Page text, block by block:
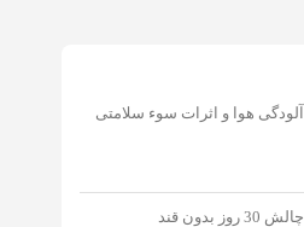
آلودگی هوا و اثرات سوء سلامتی
چالش 30 روز بدون قند